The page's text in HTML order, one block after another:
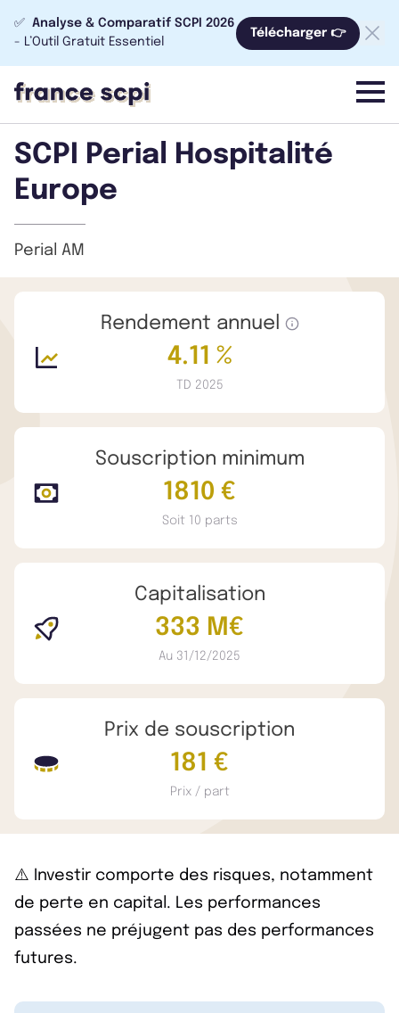
✅ Analyse & Comparatif SCPI 2026
- L’Outil Gratuit Essentiel
Télécharger 👉
menu
SCPI Perial Hospitalité
Europe
Perial AM
Rendement annuel
4.11 %
TD 2025
Souscription minimum
1810 €
Soit 10 parts
Capitalisation
333 M€
Au 31/12/2025
Prix de souscription
181 €
Prix / part
⚠️ Investir comporte des risques, notamment
de perte en capital. Les performances
passées ne préjugent pas des performances
futures.